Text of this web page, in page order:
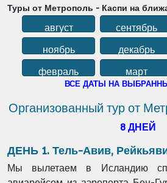
Туры от Метрополь - Каспи на
август сентябрь
ноябрь
декабрь
февраль
март
ВСЕ ДАТЫ НА
Организованный тур от
8 ДНЕЙ
ДЕНЬ 1. Тель-Авив,
Мы вылетаем в Исландию